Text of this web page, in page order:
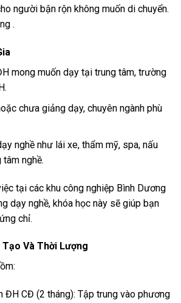
người bận rộn không muốn di chuyển.
.
mong muốn dạy tại trung tâm, trường
chưa giảng dạy, chuyên ngành phù
nghề như lái xe, thẩm mỹ, spa, nấu
nghề.
tại các khu công nghiệp Bình Dương
dạy nghề, khóa học này sẽ giúp bạn
chỉ.
Và Thời Lượng
ĐH CĐ (2 tháng): Tập trung vào phương